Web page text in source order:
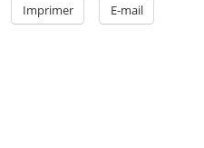
Imprimer E-mail